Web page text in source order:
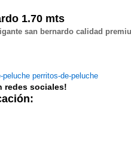
1.70 mts
san bernardo calidad
peluche perritos-de-peluche
redes sociales!